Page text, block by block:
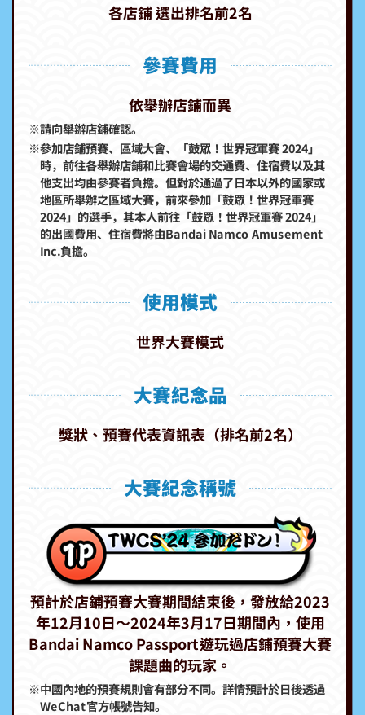
各店鋪 選出排名前2名
參賽費用
依舉辦店鋪而異
※請向舉辦店鋪確認。
※參加店鋪預賽、區域大會、「鼓眾！世界冠軍賽 2024」
時，前往各舉辦店鋪和比賽會場的交通費、住宿費以及其
他支出均由參賽者負擔。但對於通過了日本以外的國家或
地區所舉辦之區域大賽，前來參加「鼓眾！世界冠軍賽
2024」的選手，其本人前往「鼓眾！世界冠軍賽 2024」
的出國費用、住宿費將由Bandai Namco Amusement
Inc.負擔。
使用模式
世界大賽模式
大賽紀念品
獎狀、預賽代表資訊表（排名前2名）
大賽紀念稱號
預計於店鋪預賽大賽期間結束後，發放給2023
年12月10日～2024年3月17日期間內，使用
Bandai Namco Passport遊玩過店鋪預賽大賽
課題曲的玩家。
※中國內地的預賽規則會有部分不同。詳情預計於日後透過
WeChat官方帳號告知。